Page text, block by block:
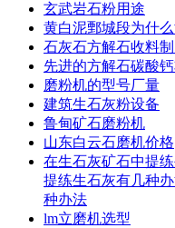
玄武岩石粉用途
黄白泥鄄城段为什
石灰石方解石收料
先进的方解石碳酸
磨粉机的型号厂量
建筑生石灰粉设备
鲁甸矿石磨粉机
山东白云石磨机价格
在生石灰矿石中提
提练生石灰有几种
种办法
lm立磨机选型